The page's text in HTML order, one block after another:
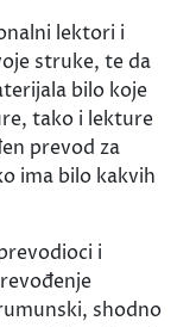
lektori i
struke, te da
bilo koje
tako i lekture
prevod za
ima bilo kakvih
i
shodno